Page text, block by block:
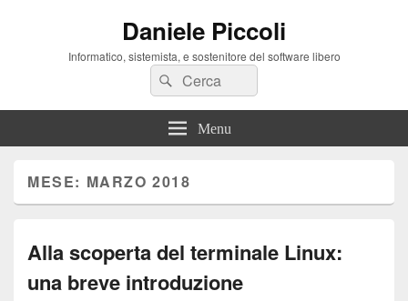
Daniele Piccoli
Informatico, sistemista, e sostenitore del software libero
Cerca:Cerca
Menu
MESE: MARZO 2018
Alla scoperta del terminale Linux:
una breve introduzione